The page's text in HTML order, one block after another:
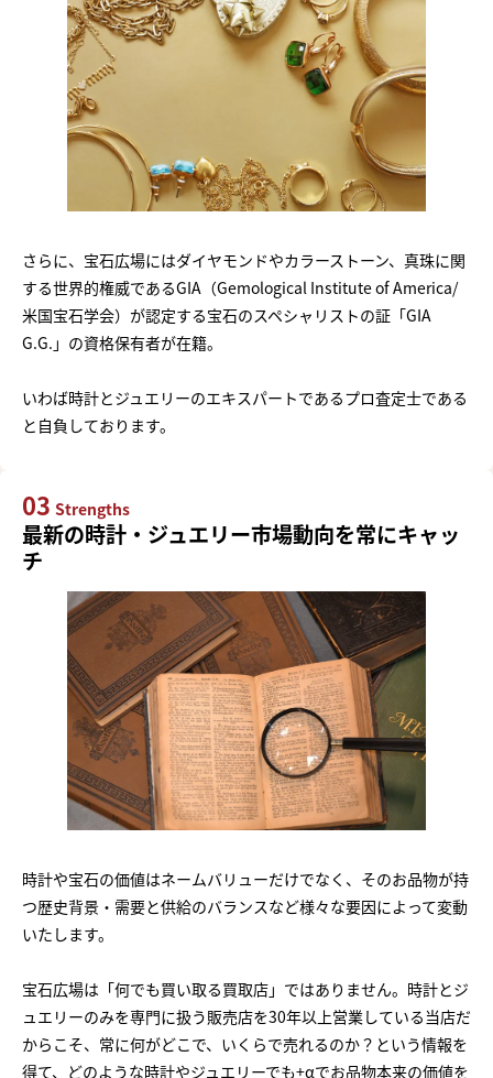
さらに、宝石広場にはダイヤモンドやカラーストーン、真珠に関
する世界的権威であるGIA（Gemological Institute of America/
米国宝石学会）が認定する宝石のスペシャリストの証「GIA
G.G.」の資格保有者が在籍。
いわば時計とジュエリーのエキスパートであるプロ査定士である
と自負しております。
03 Strengths
最新の時計・ジュエリー市場動向を常にキャッ
チ
時計や宝石の価値はネームバリューだけでなく、そのお品物が持
つ歴史背景・需要と供給のバランスなど様々な要因によって変動
いたします。
宝石広場は「何でも買い取る買取店」ではありません。時計とジ
ュエリーのみを専門に扱う販売店を30年以上営業している当店だ
からこそ、常に何がどこで、いくらで売れるのか？という情報を
得て、どのような時計やジュエリーでも+αでお品物本来の価値を